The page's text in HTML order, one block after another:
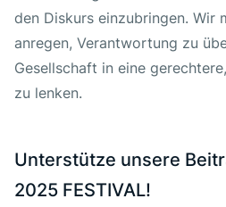
den Diskurs einzubringen. Wir
anregen, Verantwortung zu
Gesellschaft in eine
zu lenken.
Unterstütze unsere
2025 FESTIVAL!